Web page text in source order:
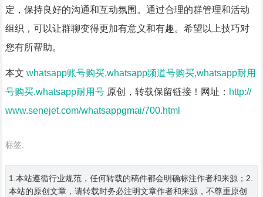
定，保持良好的沟通和互动氛围。通过合理的群管理和活动
组织，可以让群聊变得更加有意义和有趣。希望以上技巧对
您有所帮助。
本文 whatsapp账号购买,whatsapp频道号购买,whatsapp耐用
号购买,whatsapp耐用号原创，转载保留链接！网址： http://
www.senejet.com/whatsappgmai/700.html
标签:
1.本站遵循行业规范，任何转载的稿件都会明确标注作者和来源；2.
本站的原创文章，请转载时务必注明文章作者和来源，不尊重原创